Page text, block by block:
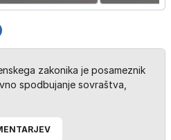
zakonika je posameznik
spodbujanje sovraštva,